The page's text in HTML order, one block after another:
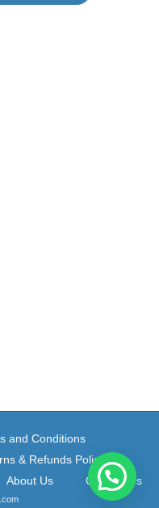
and Conditions
& Refunds Policy
About Us Contact Us